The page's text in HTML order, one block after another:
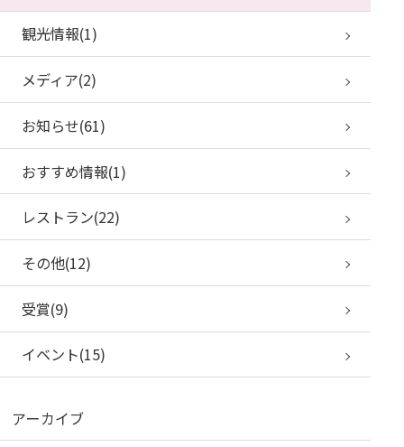
観光情報(1)
メディア(2)
お知らせ(61)
おすすめ情報(1)
レストラン(22)
その他(12)
受賞(9)
イベント(15)
アーカイブ